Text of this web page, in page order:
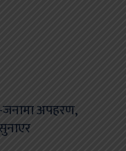
अपहरण,